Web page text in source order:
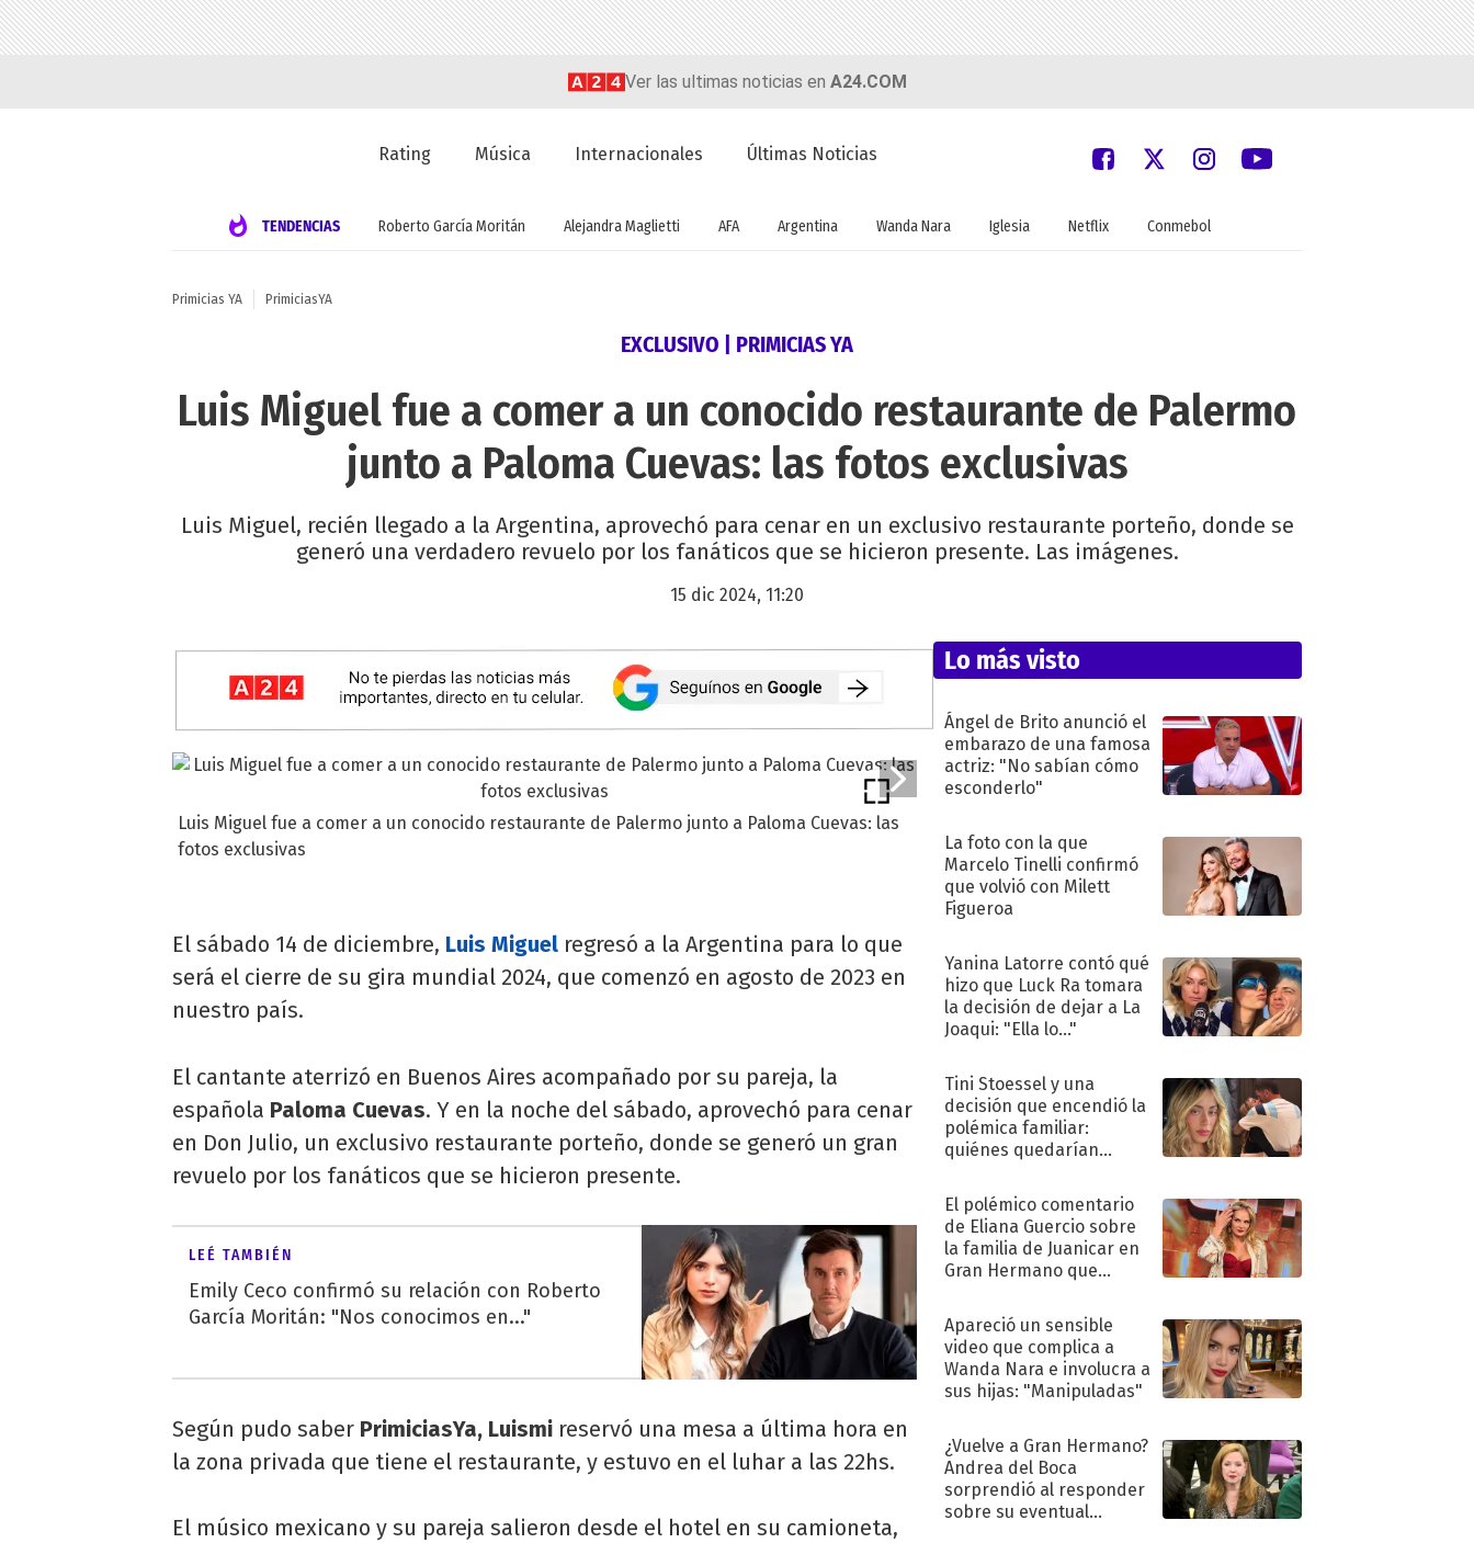
Ver las ultimas noticias en A24.COM
Rating Música Internacionales Últimas Noticias
TENDENCIAS Roberto García Moritán Alejandra Maglietti AFA Argentina Wanda Nara Iglesia Netflix Conmebol
Primicias YA PrimiciasYA
EXCLUSIVO | PRIMICIAS YA
Luis Miguel fue a comer a un conocido restaurante de Palermo
junto a Paloma Cuevas: las fotos exclusivas
Luis Miguel, recién llegado a la Argentina, aprovechó para cenar en un exclusivo restaurante porteño, donde se
generó una verdadero revuelo por los fanáticos que se hicieron presente. Las imágenes.
15 dic 2024, 11:20
Luis Miguel fue a comer a un conocido restaurante de Palermo junto a Paloma Cuevas: las
fotos exclusivas
El sábado 14 de diciembre, Luis Miguel regresó a la Argentina para lo que
será el cierre de su gira mundial 2024, que comenzó en agosto de 2023 en
nuestro país.
El cantante aterrizó en Buenos Aires acompañado por su pareja, la
española Paloma Cuevas. Y en la noche del sábado, aprovechó para cenar
en Don Julio, un exclusivo restaurante porteño, donde se generó un gran
revuelo por los fanáticos que se hicieron presente.
LEÉ TAMBIÉN
Emily Ceco confirmó su relación con Roberto
García Moritán: "Nos conocimos en..."
Según pudo saber PrimiciasYa, Luismi reservó una mesa a última hora en
la zona privada que tiene el restaurante, y estuvo en el luhar a las 22hs.
El músico mexicano y su pareja salieron desde el hotel en su camioneta,
Lo más visto
Ángel de Brito anunció el
embarazo de una famosa
actriz: "No sabían cómo
esconderlo"
La foto con la que
Marcelo Tinelli confirmó
que volvió con Milett
Figueroa
Yanina Latorre contó qué
hizo que Luck Ra tomara
la decisión de dejar a La
Joaqui: "Ella lo..."
Tini Stoessel y una
decisión que encendió la
polémica familiar:
quiénes quedarían
El polémico comentario
de Eliana Guercio sobre
la familia de Juanicar en
Gran Hermano que
Apareció un sensible
video que complica a
Wanda Nara e involucra a
sus hijas: "Manipuladas"
¿Vuelve a Gran Hermano?
Andrea del Boca
sorprendió al responder
sobre su eventual